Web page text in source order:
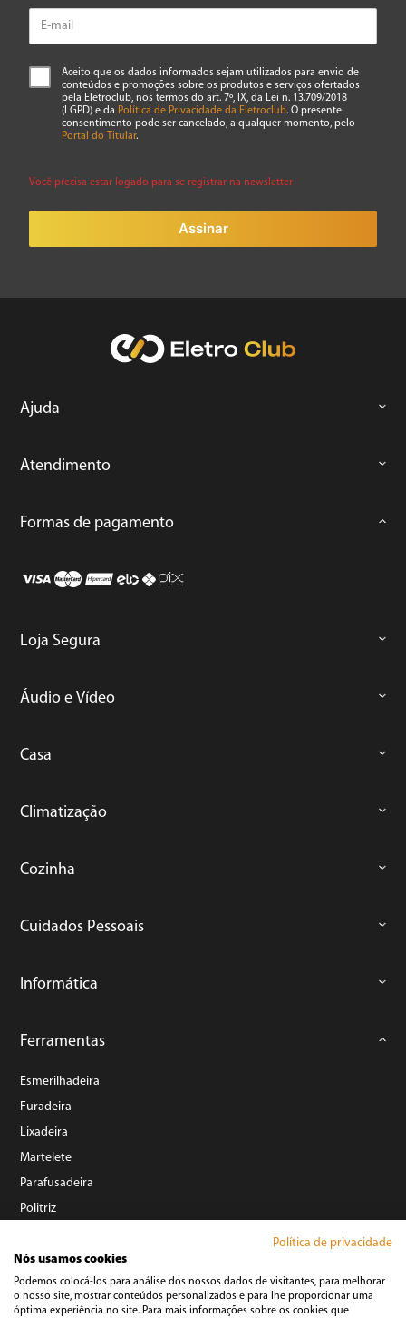
Aceito que os dados informados sejam utilizados para envio de
conteúdos e promoções sobre os produtos e serviços ofertados
pela Eletroclub, nos termos do art. 7º, IX, da Lei n. 13.709/2018
(LGPD) e da Política de Privacidade da Eletroclub. O presente
consentimento pode ser cancelado, a qualquer momento, pelo
Portal do Titular.
Você precisa estar logado para se registrar na newsletter
Assinar
Ajuda
Atendimento
Formas de pagamento
Loja Segura
Áudio e Vídeo
Casa
Climatização
Cozinha
Cuidados Pessoais
Informática
Ferramentas
Esmerilhadeira
Furadeira
Lixadeira
Martelete
Parafusadeira
Politriz
Soprador Térmico
Trena
Ver tudo
Política de privacidade
Nós usamos cookies
Podemos colocá-los para análise dos nossos dados de visitantes, para melhorar
o nosso site, mostrar conteúdos personalizados e para lhe proporcionar uma
óptima experiência no site. Para mais informações sobre os cookies que